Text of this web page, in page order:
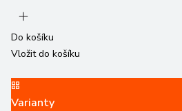
Do košíku
Vložit do košíku
Varianty